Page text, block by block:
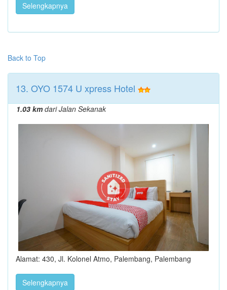
Selengkapnya
Back to Top
13. OYO 1574 U xpress Hotel
1.03 kmdari Jalan Sekanak
Alamat: 430, Jl. Kolonel Atmo, Palembang, Palembang
Selengkapnya